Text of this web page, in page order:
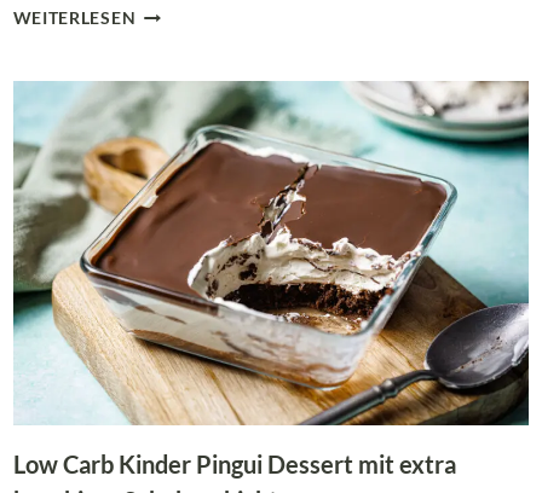
WEITERLESEN LOW
KÄSEKUCHEN
Low Carb Kinder Pingui Dessert mit extra